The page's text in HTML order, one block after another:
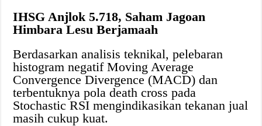
IHSG Anjlok 5.718, Saham Jagoan
Himbara Lesu Berjamaah
Berdasarkan analisis teknikal, pelebaran
histogram negatif Moving Average
Convergence Divergence (MACD) dan
terbentuknya pola death cross pada
Stochastic RSI mengindikasikan tekanan jual
masih cukup kuat.